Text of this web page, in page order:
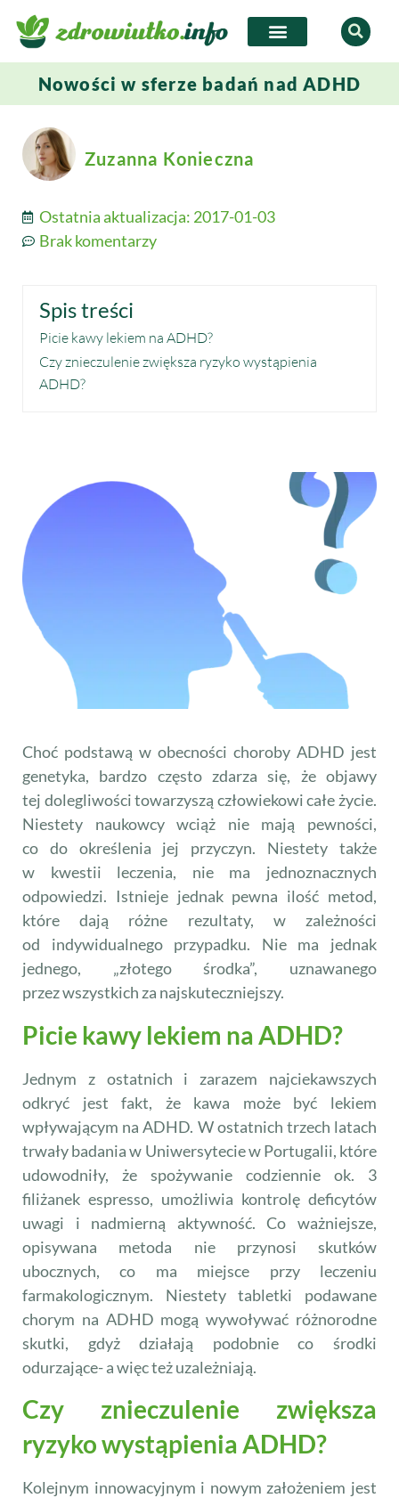
Nowości w sferze badań nad ADHD
Zuzanna Konieczna
Ostatnia aktualizacja: 2017-01-03
Brak komentarzy
Spis treści
Picie kawy lekiem na ADHD?
Czy znieczulenie zwiększa ryzyko wystąpienia
ADHD?
Choć podstawą w obecności choroby ADHD jest
genetyka, bardzo często zdarza się, że objawy
tej dolegliwości towarzyszą człowiekowi całe życie.
Niestety naukowcy wciąż nie mają pewności,
co do określenia jej przyczyn. Niestety także
w kwestii leczenia, nie ma jednoznacznych
odpowiedzi. Istnieje jednak pewna ilość metod,
które dają różne rezultaty, w zależności
od indywidualnego przypadku. Nie ma jednak
jednego, „złotego środka”, uznawanego
przez wszystkich za najskuteczniejszy.
Picie kawy lekiem na ADHD?
Jednym z ostatnich i zarazem najciekawszych
odkryć jest fakt, że kawa może być lekiem
wpływającym na ADHD. W ostatnich trzech latach
trwały badania w Uniwersytecie w Portugalii, które
udowodniły, że spożywanie codziennie ok. 3
filiżanek espresso, umożliwia kontrolę deficytów
uwagi i nadmierną aktywność. Co ważniejsze,
opisywana metoda nie przynosi skutków
ubocznych, co ma miejsce przy leczeniu
farmakologicznym. Niestety tabletki podawane
chorym na ADHD mogą wywoływać różnorodne
skutki, gdyż działają podobnie co środki
odurzające- a więc też uzależniają.
Czy znieczulenie zwiększa
ryzyko wystąpienia ADHD?
Kolejnym innowacyjnym i nowym założeniem jest